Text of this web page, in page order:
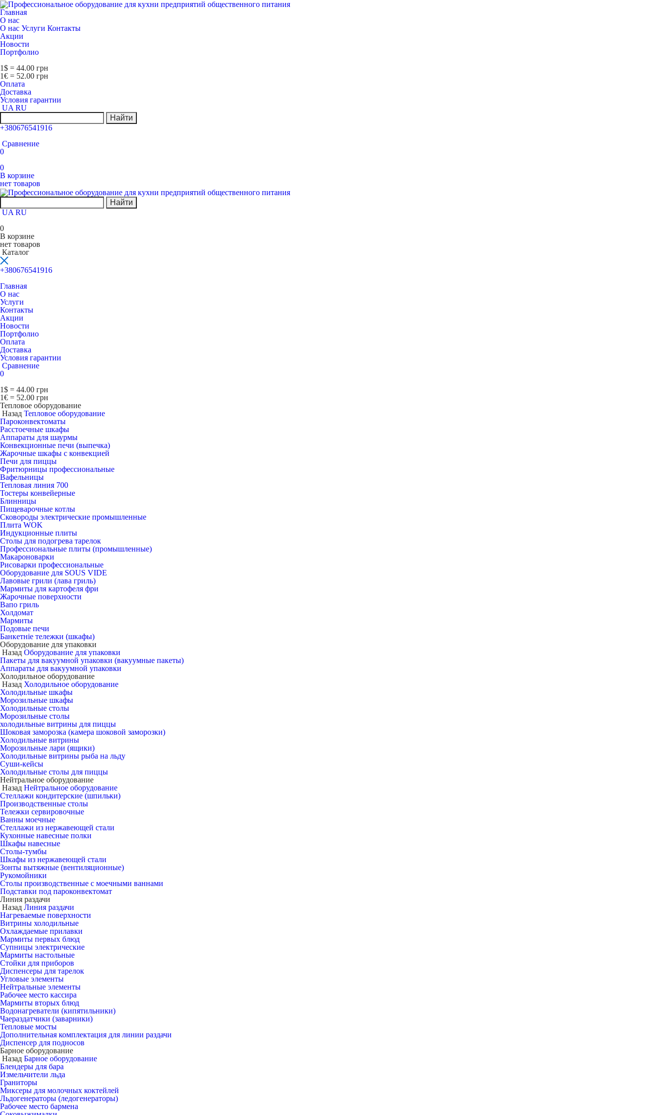
Главная
О нас
О нас Услуги Контакты
Акции
Новости
Портфолио
1$ = 44.00 грн
1€ = 52.00 грн
Оплата
Доставка
Условия гарантии
UA RU
Найти
+380676541916
Сравнение
0
0
В корзине
нет товаров
Найти
UA RU
0
В корзине
нет товаров
Каталог
+380676541916
Главная
О нас
Услуги
Контакты
Акции
Новости
Портфолио
Оплата
Доставка
Условия гарантии
Сравнение
0
1$ = 44.00 грн
1€ = 52.00 грн
Тепловое оборудование
Назад Тепловое оборудование
Пароконвектоматы
Расcтоечные шкафы
Аппараты для шаурмы
Конвекционные печи (выпечка)
Жарочные шкафы с конвекцией
Печи для пиццы
Фритюрницы профессиональные
Вафельницы
Тепловая линия 700
Тостеры конвейерные
Блинницы
Пищеварочные котлы
Сковороды электрические промышленные
Плита WOK
Индукционные плиты
Столы для подогрева тарелок
Профессиональные плиты (промышленные)
Макароноварки
Рисоварки профессиональные
Оборудование для SOUS VIDE
Лавовые грили (лава гриль)
Мармиты для картофеля фри
Жарочные поверхности
Вапо гриль
Холдомат
Мармиты
Подовые печи
Банкетніе тележки (шкафы)
Оборудование для упаковки
Назад Оборудование для упаковки
Пакеты для вакуумной упаковки (вакуумные пакеты)
Аппараты для вакуумной упаковки
Холодильное оборудование
Назад Холодильное оборудование
Холодильные шкафы
Морозильные шкафы
Холодильные столы
Морозильные столы
холодильные витрины для пиццы
Шоковая заморозка (камера шоковой заморозки)
Холодильные витрины
Морозильные лари (ящики)
Холодильные витрины рыба на льду
Суши-кейсы
Холодильные столы для пиццы
Нейтральное оборудование
Назад Нейтральное оборудование
Стеллажи кондитерские (шпильки)
Производственные столы
Тележки сервировочные
Ванны моечные
Стеллажи из нержавеющей стали
Кухонные навесные полки
Шкафы навесные
Столы-тумбы
Шкафы из нержавеющей стали
Зонты вытяжные (вентиляционные)
Рукомойники
Столы производственные с моечными ваннами
Подставки под пароконвектомат
Линия раздачи
Назад Линия раздачи
Нагреваемые поверхности
Витрины холодильные
Охлаждаемые прилавки
Мармиты первых блюд
Супницы электрические
Мармиты настольные
Стойки для приборов
Диспенсеры для тарелок
Угловые элементы
Нейтральные элементы
Рабочее место кассира
Мармиты вторых блюд
Водонагреватели (кипятильники)
Чаераздатчики (заварники)
Тепловые мосты
Дополнительная комплектация для линии раздачи
Диспенсер для подносов
Барное оборудование
Назад Барное оборудование
Блендеры для бара
Измельчители льда
Граниторы
Миксеры для молочных коктейлей
Льдогенераторы (ледогенераторы)
Рабочее место бармена